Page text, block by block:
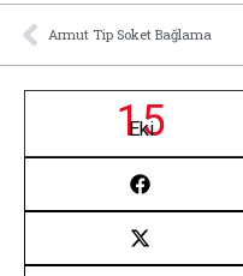
Armut Tip Soket Bağlama
15
Eki